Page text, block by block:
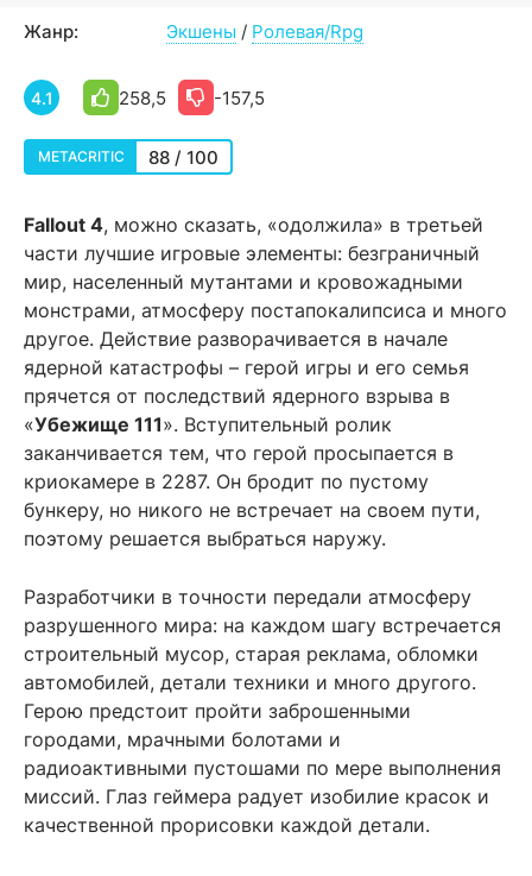
Жанр: Экшены / Ролевая/Rpg
4.1 258,5 -157,5
METACRITIC 88 / 100
Fallout 4, можно сказать, «одолжила» в третьей
части лучшие игровые элементы: безграничный
мир, населенный мутантами и кровожадными
монстрами, атмосферу постапокалипсиса и много
другое. Действие разворачивается в начале
ядерной катастрофы – герой игры и его семья
прячется от последствий ядерного взрыва в
«Убежище 111». Вступительный ролик
заканчивается тем, что герой просыпается в
криокамере в 2287. Он бродит по пустому
бункеру, но никого не встречает на своем пути,
поэтому решается выбраться наружу.
Разработчики в точности передали атмосферу
разрушенного мира: на каждом шагу встречается
строительный мусор, старая реклама, обломки
автомобилей, детали техники и много другого.
Герою предстоит пройти заброшенными
городами, мрачными болотами и
радиоактивными пустошами по мере выполнения
миссий. Глаз геймера радует изобилие красок и
качественной прорисовки каждой детали.